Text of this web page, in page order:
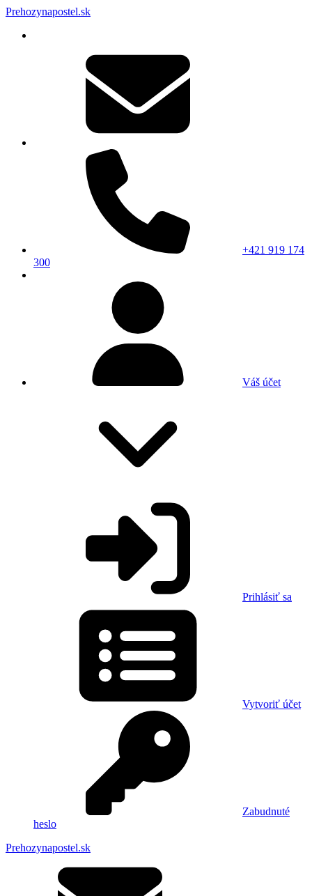
Prehozynapostel.sk
+421 919 174
300
Váš účet
Prihlásiť sa
Vytvoriť účet
Zabudnuté
heslo
Prehozynapostel.sk